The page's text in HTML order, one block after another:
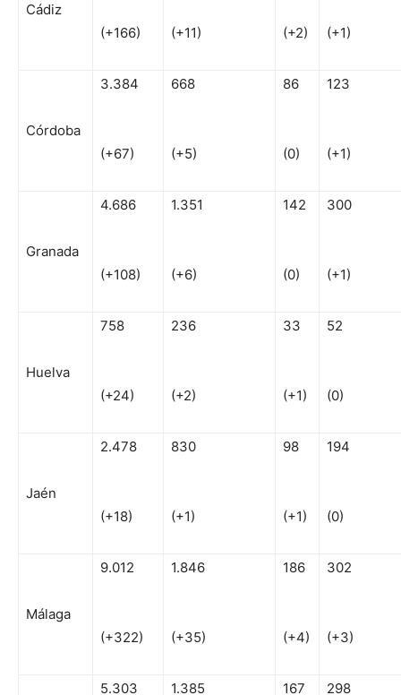
Cádiz
(+166) (+11) (+2) (+1)
Córdoba
3.384
(+67)
668
(+5)
86
(0)
123
(+1)
Granada
4.686
(+108)
1.351
(+6)
142
(0)
300
(+1)
Huelva
758
(+24)
236
(+2)
33
(+1)
52
(0)
Jaén
2.478
(+18)
830
(+1)
98
(+1)
194
(0)
Málaga
9.012
(+322)
1.846
(+35)
186
(+4)
302
(+3)
5.303 1.385 167 298